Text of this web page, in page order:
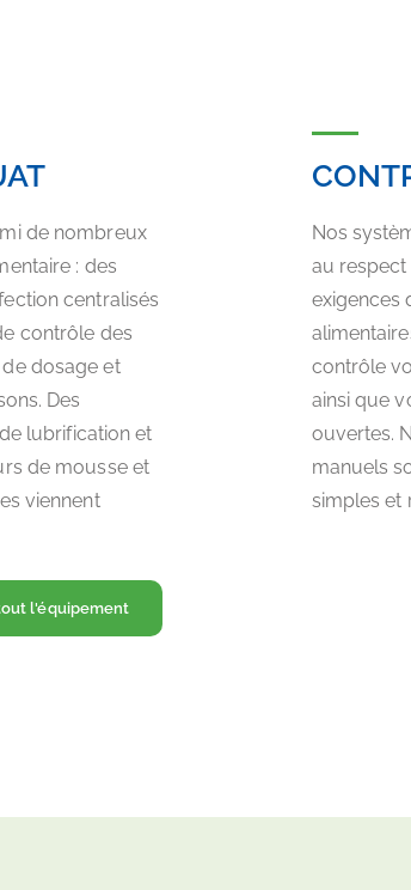
de nombreux
: des
centralisés
contrôle des
dosage et
Des
lubrification et
de mousse et
viennent
l'équipement
Nos
au
exigences
contrôle
ainsi que
ouvertes.
manuels
simples et